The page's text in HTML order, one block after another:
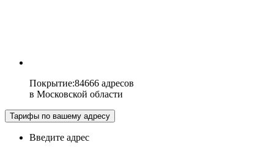
Покрытие:84666 адресов
в Московской области
Тарифы по вашему адресу
Введите адрес